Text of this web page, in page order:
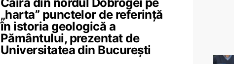
„harta” punctelor de referință
în istoria geologică a
Pământului, prezentat de
Universitatea din București